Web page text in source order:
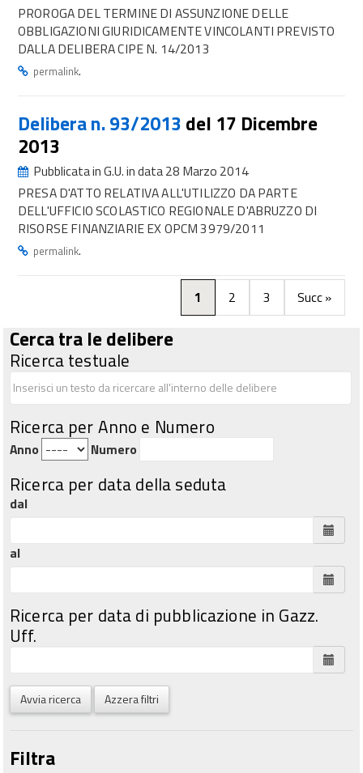
PROROGA DEL TERMINE DI ASSUNZIONE DELLE
OBBLIGAZIONI GIURIDICAMENTE VINCOLANTI PREVISTO
DALLA DELIBERA CIPE N. 14/2013
permalink.
Delibera n. 93/2013 del 17 Dicembre
2013
Pubblicata in G.U. in data 28 Marzo 2014
PRESA D'ATTO RELATIVA ALL'UTILIZZO DA PARTE
DELL'UFFICIO SCOLASTICO REGIONALE D'ABRUZZO DI
RISORSE FINANZIARIE EX OPCM 3979/2011
permalink.
1 2 3 Succ »
Cerca tra le delibere
Ricerca testuale
Ricerca per Anno e Numero
Anno Numero
Ricerca per data della seduta
dal
al
Ricerca per data di pubblicazione in Gazz.
Uff.
Avvia ricerca Azzera filtri
Filtra